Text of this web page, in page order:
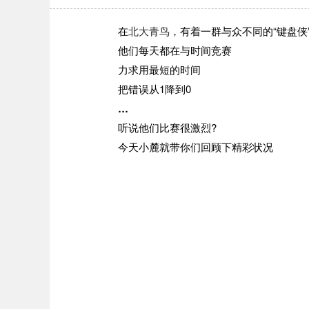
在北大青鸟，有着一群与众不同的“键盘侠
他们每天都在与时间竞赛
力求用最短的时间
把错误从1降到0
…
听说他们比赛很激烈?
今天小麓就带你们回顾下精彩状况